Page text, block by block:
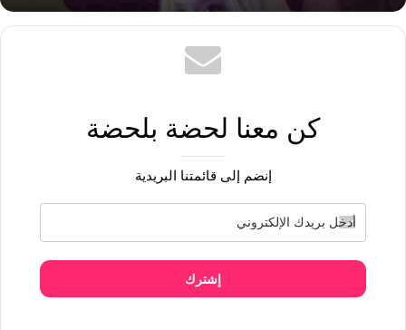
كن معنا لحضة بلحضة
إنضم إلى قائمتنا البريدية
إشترك